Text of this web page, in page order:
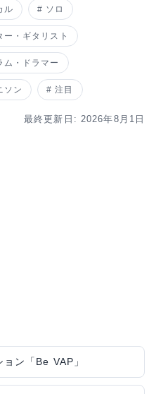
ル ソロ
ー・ギタリスト
ム・ドラマー
ソン 注目
最終更新日: 2026年8月1日
ン「Be VAP」